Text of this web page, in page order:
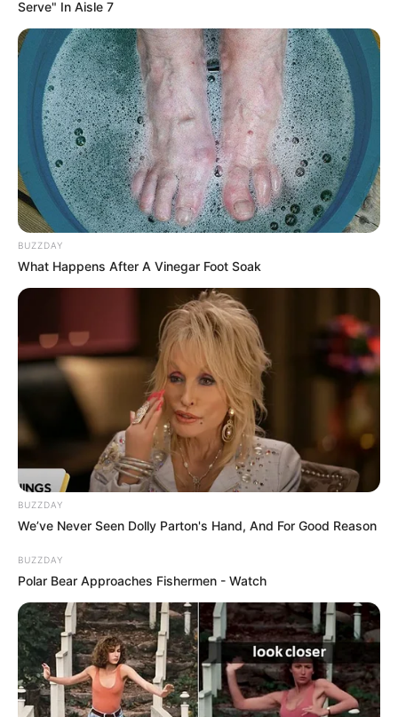
Bilder von Sehenswürdigkeiten mit touristischen
Informationen über Jena:
Serve" In Aisle 7
BUZZDAY
What Happens After A Vinegar Foot Soak
BUZZDAY
We’ve Never Seen Dolly Parton's Hand, And For Good Reason
BUZZDAY
Polar Bear Approaches Fishermen - Watch